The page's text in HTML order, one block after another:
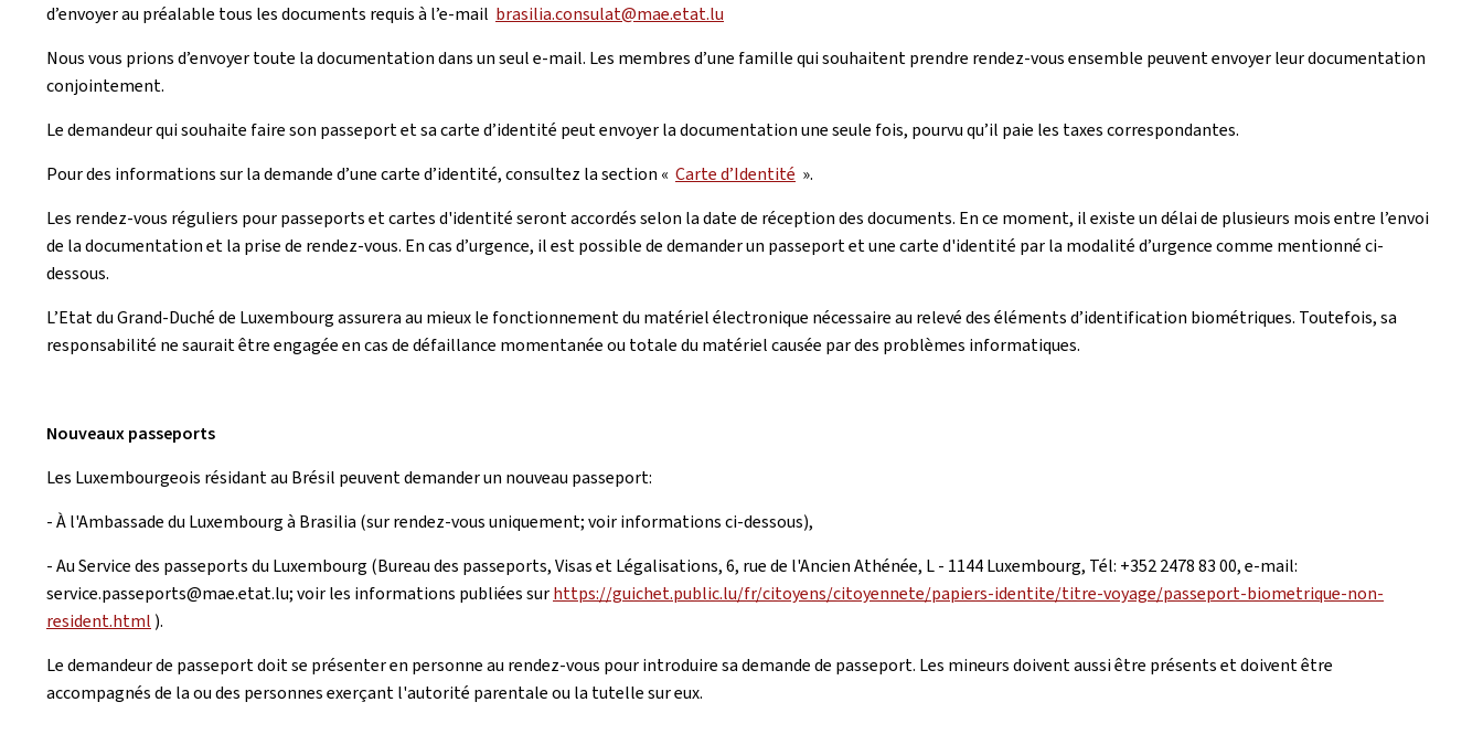
d’envoyer au préalable tous les documents requis à l’e-mail brasilia.consulat@mae.etat.lu
Nous vous prions d’envoyer toute la documentation dans un seul e-mail. Les membres d’une famille qui souhaitent prendre rendez-vous ensemble peuvent envoyer leur documentation
conjointement.
Le demandeur qui souhaite faire son passeport et sa carte d’identité peut envoyer la documentation une seule fois, pourvu qu’il paie les taxes correspondantes.
Pour des informations sur la demande d’une carte d’identité, consultez la section « Carte d’Identité ».
Les rendez-vous réguliers pour passeports et cartes d'identité seront accordés selon la date de réception des documents. En ce moment, il existe un délai de plusieurs mois entre l’envoi
de la documentation et la prise de rendez-vous. En cas d’urgence, il est possible de demander un passeport et une carte d'identité par la modalité d’urgence comme mentionné ci-
dessous.
L’Etat du Grand-Duché de Luxembourg assurera au mieux le fonctionnement du matériel électronique nécessaire au relevé des éléments d’identification biométriques. Toutefois, sa
responsabilité ne saurait être engagée en cas de défaillance momentanée ou totale du matériel causée par des problèmes informatiques.
Nouveaux passeports
Les Luxembourgeois résidant au Brésil peuvent demander un nouveau passeport:
- À l'Ambassade du Luxembourg à Brasilia (sur rendez-vous uniquement; voir informations ci-dessous),
- Au Service des passeports du Luxembourg (Bureau des passeports, Visas et Légalisations, 6, rue de l'Ancien Athénée, L - 1144 Luxembourg, Tél: +352 2478 83 00, e-mail:
service.passeports@mae.etat.lu; voir les informations publiées surhttps://guichet.public.lu/fr/citoyens/citoyennete/papiers-identite/titre-voyage/passeport-biometrique-non-
resident.html ).
Le demandeur de passeport doit se présenter en personne au rendez-vous pour introduire sa demande de passeport. Les mineurs doivent aussi être présents et doivent être
accompagnés de la ou des personnes exerçant l'autorité parentale ou la tutelle sur eux.